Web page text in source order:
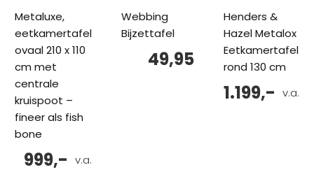
Metaluxe,
eetkamertafel
ovaal 210 x 110
cm met
centrale
kruispoot –
fineer als fish
bone
v.a.
999,-
Webbing
Bijzettafel
49,95
Henders &
Hazel Metalox
Eetkamertafel
rond 130 cm
v.a.
1.199,-